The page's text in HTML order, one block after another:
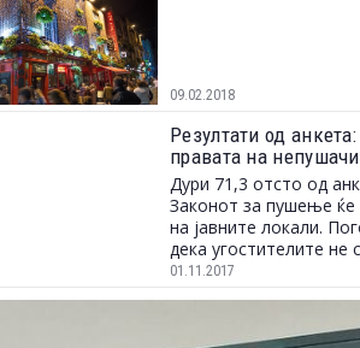
09.02.2018
Резултати од
правата на
Дури 71,3 отсто од
Законот за пушење ќе
на јавните локали.
дека угостителите не
на тоа дека во
односно дури 88,4
постојниот закон,
01.11.2017